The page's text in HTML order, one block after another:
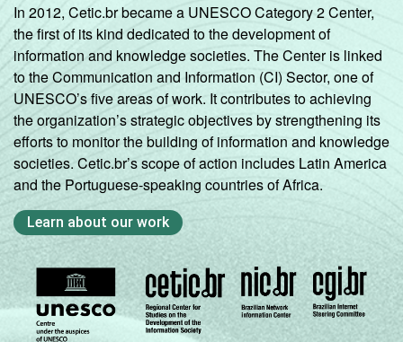
In 2012, Cetic.br became a UNESCO Category 2 Center,
the first of its kind dedicated to the development of
information and knowledge societies. The Center is linked
to the Communication and Information (CI) Sector, one of
UNESCO’s five areas of work. It contributes to achieving
the organization’s strategic objectives by strengthening its
efforts to monitor the building of information and knowledge
societies. Cetic.br’s scope of action includes Latin America
and the Portuguese-speaking countries of Africa.
Learn about our work